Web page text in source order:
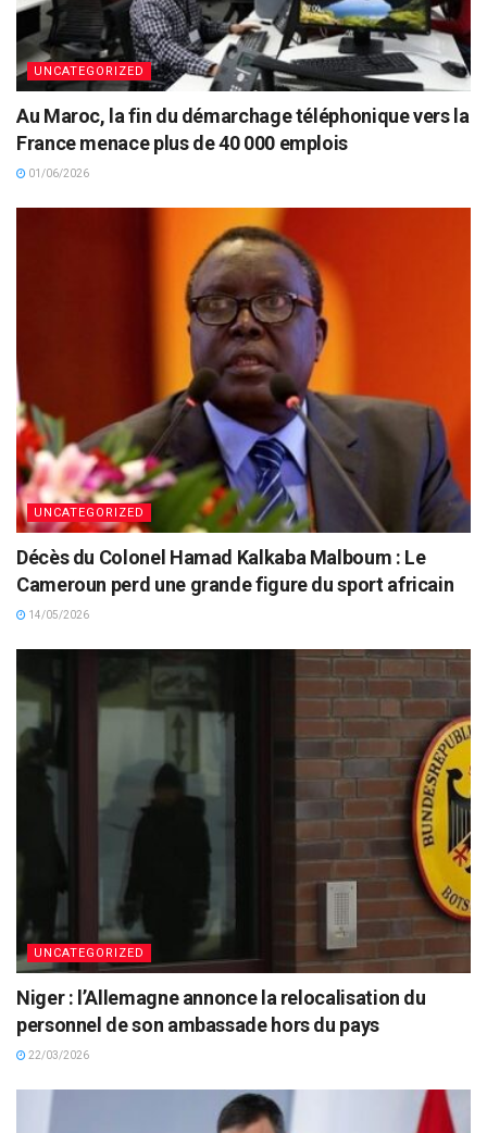
UNCATEGORIZED
Au Maroc, la fin du démarchage téléphonique vers la
France menace plus de 40 000 emplois
01/06/2026
UNCATEGORIZED
Décès du Colonel Hamad Kalkaba Malboum : Le
Cameroun perd une grande figure du sport africain
14/05/2026
UNCATEGORIZED
Niger : l’Allemagne annonce la relocalisation du
personnel de son ambassade hors du pays
22/03/2026